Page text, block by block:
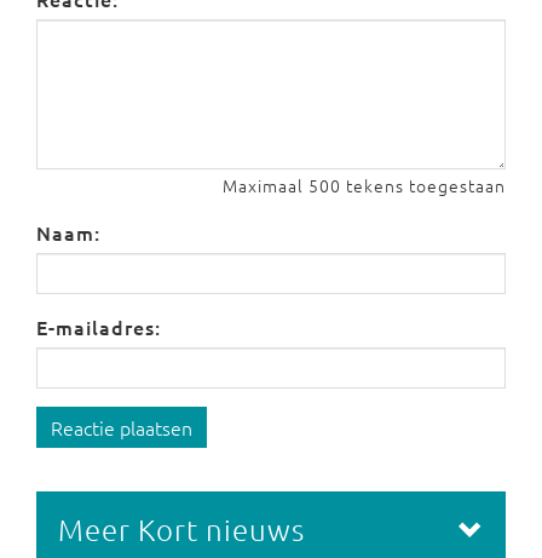
Maximaal 500 tekens toegestaan
Naam:
E-mailadres:
Reactie plaatsen
Meer Kort nieuws